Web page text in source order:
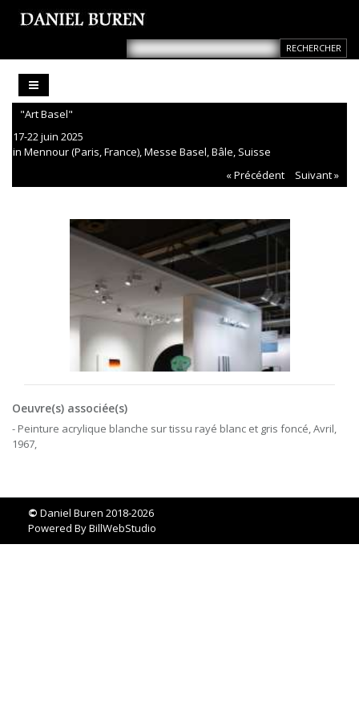
"Art Basel"
17-22 juin 2025
in Mennour (Paris, France), Messe Basel, Bâle, Suisse
« Précédent
Suivant »
Oeuvre(s) associée(s)
- Peinture acrylique blanche sur tissu rayé blanc et gris foncé, Avril,
1967,
© Daniel Buren 2018-2026
Powered ByBillWebStudio